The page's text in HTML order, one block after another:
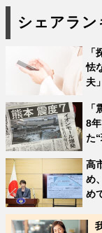
シェアラン
怯
夫
8
た
高
め
め